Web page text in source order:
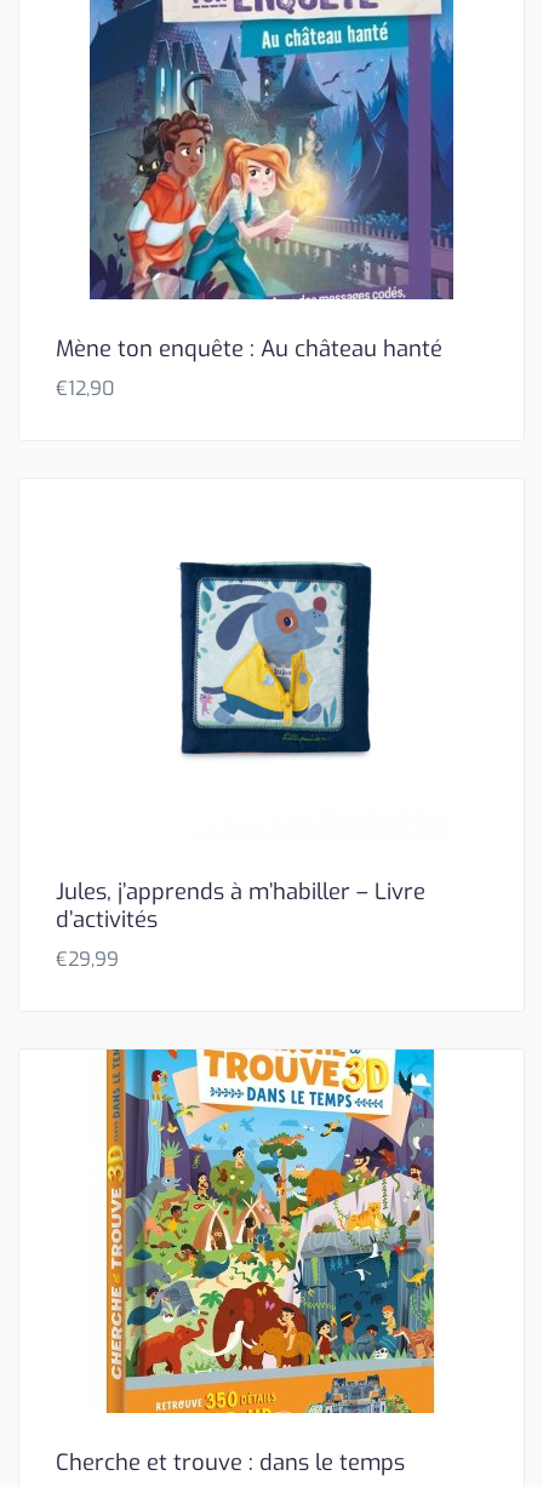
Mène ton enquête : Au château hanté
€12,90
Jules, j’apprends à m’habiller – Livre
d’activités
€29,99
Cherche et trouve : dans le temps